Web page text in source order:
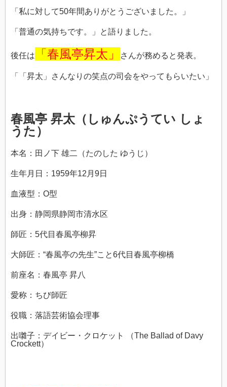
「私に対して50年間ありがとうございました。」
「普通の気持ちです。」と語りました。
後任は 「春風亭昇太」 さんが務めると発表。
「「昇太」さんなりの笑点の司会をやってもらいたい」
春風亭 昇太（しゅんぷうてい しょ
うた）
本名：田ノ下 雄二（たのした ゆうじ）
生年月日：1959年12月9日
血液型：O型
出身：静岡県静岡市清水区
師匠：5代目春風亭柳昇
大師匠：“春風亭の先生”こと6代目春風亭柳橋
前座名：春風亭 昇八
愛称：ちび師匠
役職：落語芸術協会理事
出囃子：デイビー・クロケット （The Ballad of Davy
Crockett）